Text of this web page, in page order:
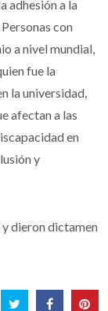
adhesión a la
con
a nivel mundial,
fue la
la universidad,
afectan a las
en
y
dieron dictamen